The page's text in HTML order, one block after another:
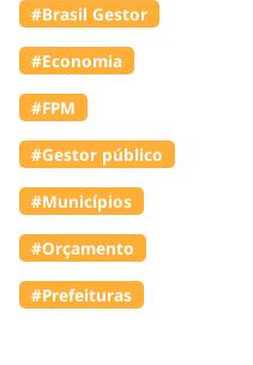
#Brasil Gestor
#Economia
#FPM
#Gestor público
#Municípios
#Orçamento
#Prefeituras